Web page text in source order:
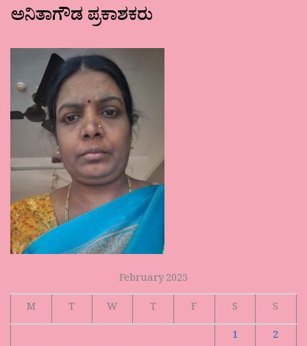
ಅನಿತಾಗೌಡ ಪ್ರಕಾಶಕರು
February 2025
M
T W T F S
S
1
2